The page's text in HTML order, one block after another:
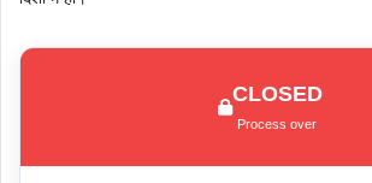
CLOSED
Process over